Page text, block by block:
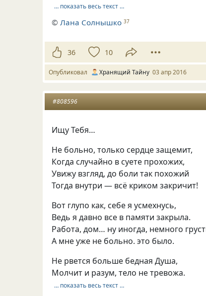
… показать весь текст …
©Лана Солнышко 37
36 10
Опубликовал Хранящий Тайну 03 апр 2016
#808596
Ищу Тебя…
Не больно, только сердце защемит,
Когда случайно в суете прохожих,
Увижу взгляд, до боли так похожий
Тогда внутри — всё криком закричит!
Вот глупо как, себе я усмехнусь,
Ведь я давно все в памяти закрыла.
Работа, дом… ну иногда, немного
А мне уже не больно. это было.
Не рвется больше бедная Душа,
Молчит и разум, тело не тревожа.
… показать весь текст …